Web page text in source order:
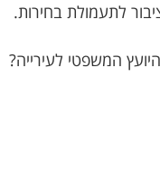
לתעמולת בחירות.
המשפטי לעירייה?